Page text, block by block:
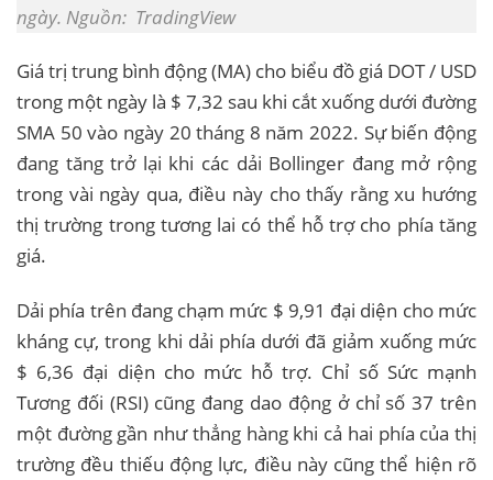
ngày. Nguồn: TradingView
Giá trị trung bình động (MA) cho biểu đồ giá DOT / USD
trong một ngày là $ 7,32 sau khi cắt xuống dưới đường
SMA 50 vào ngày 20 tháng 8 năm 2022. Sự biến động
đang tăng trở lại khi các dải Bollinger đang mở rộng
trong vài ngày qua, điều này cho thấy rằng xu hướng
thị trường trong tương lai có thể hỗ trợ cho phía tăng
giá.
Dải phía trên đang chạm mức $ 9,91 đại diện cho mức
kháng cự, trong khi dải phía dưới đã giảm xuống mức
$ 6,36 đại diện cho mức hỗ trợ. Chỉ số Sức mạnh
Tương đối (RSI) cũng đang dao động ở chỉ số 37 trên
một đường gần như thẳng hàng khi cả hai phía của thị
trường đều thiếu động lực, điều này cũng thể hiện rõ